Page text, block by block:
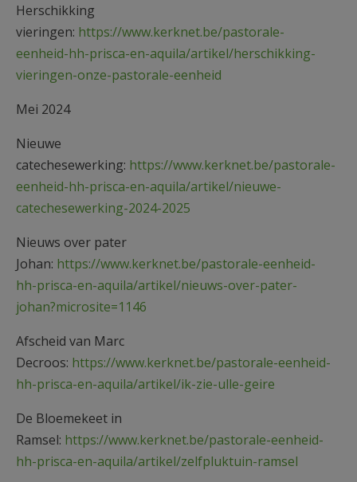
Herschikking
vieringen: https://www.kerknet.be/pastorale-
eenheid-hh-prisca-en-aquila/artikel/herschikking-
vieringen-onze-pastorale-eenheid
Mei 2024
Nieuwe
catechesewerking: https://www.kerknet.be/pastorale-
eenheid-hh-prisca-en-aquila/artikel/nieuwe-
catechesewerking-2024-2025
Nieuws over pater
Johan: https://www.kerknet.be/pastorale-eenheid-
hh-prisca-en-aquila/artikel/nieuws-over-pater-
johan?microsite=1146
Afscheid van Marc
Decroos: https://www.kerknet.be/pastorale-eenheid-
hh-prisca-en-aquila/artikel/ik-zie-ulle-geire
De Bloemekeet in
Ramsel: https://www.kerknet.be/pastorale-eenheid-
hh-prisca-en-aquila/artikel/zelfpluktuin-ramsel